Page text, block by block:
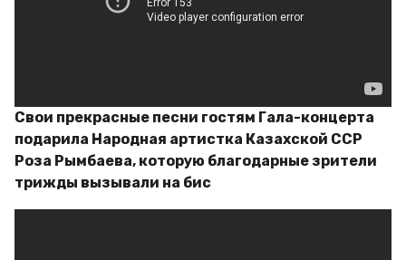
Свои прекрасные песни гостям Гала-концерта
подарила Народная артистка Казахской ССР
Роза Рымбаева, которую благодарные зрители
трижды вызывали на бис